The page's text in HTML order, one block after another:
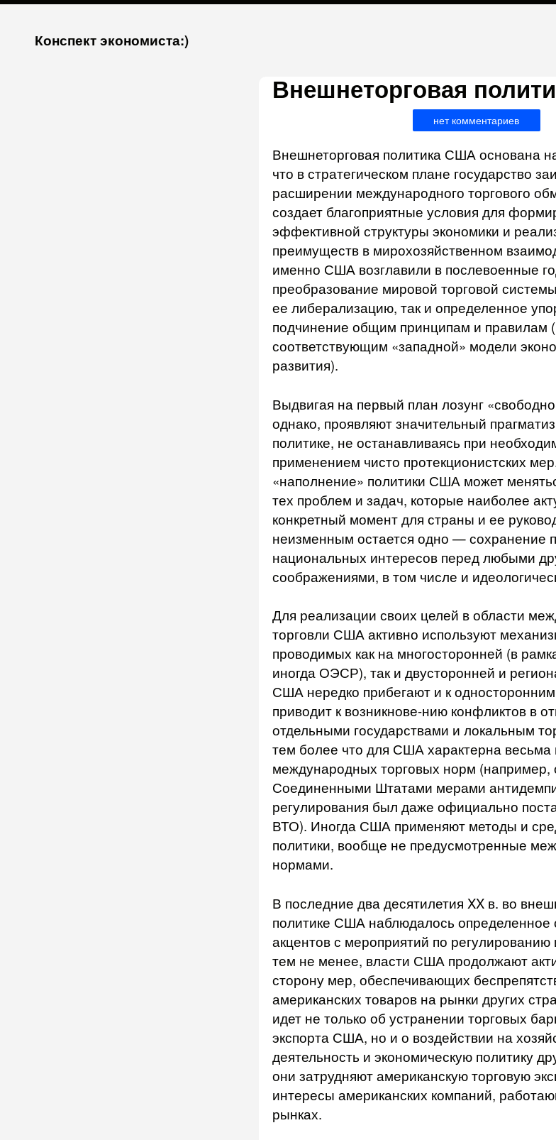
Конспект экономиста:)
Внешнеторговая
нет комментариев
Внешнеторговая политика США основана
что в стратегическом плане государство
расширении международного торгового
создает благоприятные условия для
эффективной структуры экономики и
преимуществ в мирохозяйственном
именно США возглавили в послевоенные
преобразование мировой торговой
ее либерализацию, так и определенное
подчинение общим принципам и правилам
соответствующим «западной» модели
развития).
Выдвигая на первый план лозунг
однако, проявляют значительный
политике, не останавливаясь при
применением чисто протекционистских
«наполнение» политики США может
тех проблем и задач, которые наиболее
конкретный момент для страны и ее
неизменным остается одно — сохранение
национальных интересов перед любыми
соображениями, в том числе и
Для реализации своих целей в области
торговли США активно используют
проводимых как на многосторонней (в
иногда ОЭСР), так и двусторонней и
США нередко прибегают и к
приводит к возникнове-нию конфликтов в
отдельными государствами и локальным
тем более что для США характерна весьма
международных торговых норм (например,
Соединенными Штатами мерами
регулирования был даже официально
ВТО). Иногда США применяют методы и
политики, вообще не предусмотренные
нормами.
В последние два десятилетия XX в. во
политике США наблюдалось
акцентов с мероприятий по
тем не менее, власти США продолжают
сторону мер, обеспечивающих
американских товаров на рынки других
идет не только об устранении торговых
экспорта США, но и о воздействии на
деятельность и экономическую политику
они затрудняют американскую торговую
интересы американских компаний,
рынках.